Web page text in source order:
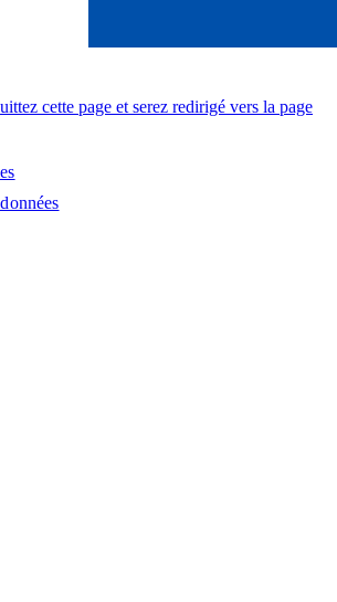
cette page et serez redirigé vers la page